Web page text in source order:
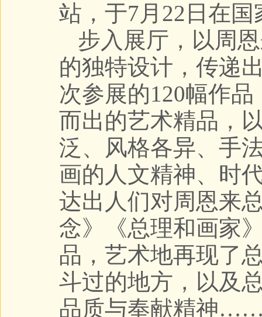
站，于7月22日在
步入展厅，以周
的独特设计，传递
次参展的120幅作
而出的艺术精品，
泛、风格各异、手
画的人文精神、时
达出人们对周恩来
念》《总理和画家
品，艺术地再现了
斗过的地方，以及
品质与奉献精神……